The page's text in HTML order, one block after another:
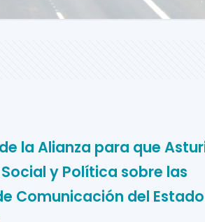
la Alianza para que
y Política sobre las
Comunicación del